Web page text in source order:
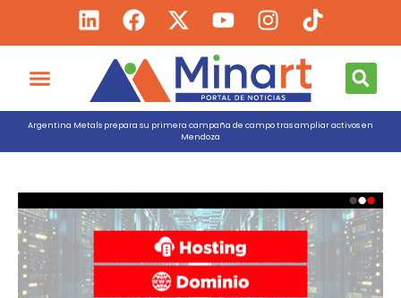
Argentina Metals prepara su primera campaña de campo tras ampliar activos en
Mendoza